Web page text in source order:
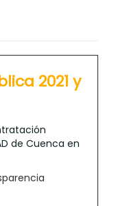
2021 y
de Cuenca en